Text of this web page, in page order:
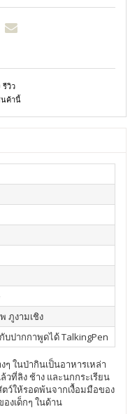
รีวิว
ค้านี้
ภูงามเชิง
บปากกาพูดได้ TalkingPen
ในป่ากินเป็นอาหารเหล่า
วที่ลิง ช้าง และนกกระเรียน
ว์ให้รอดพ้นจากเงื้อมมือของ
งเด็กๆ ในด้าน